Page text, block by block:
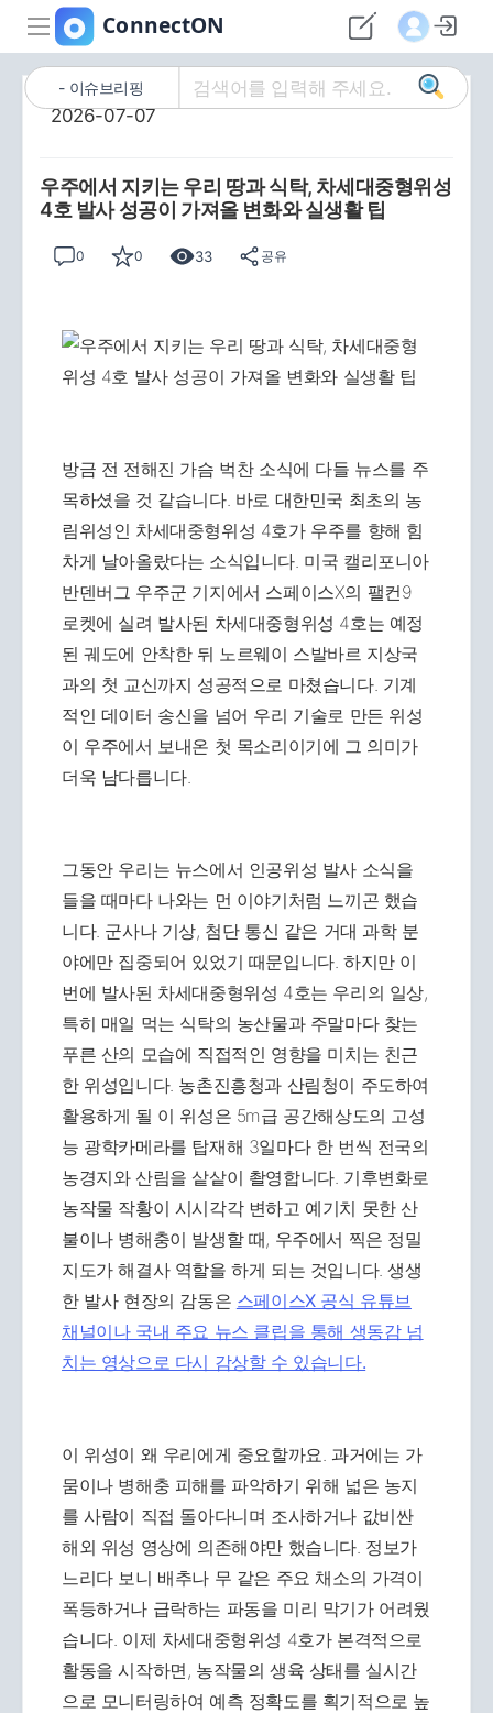
이슈브리핑
2026-07-07
우주에서 지키는 우리 땅과 식탁, 차세대중형위성
4호 발사 성공이 가져올 변화와 실생활 팁
0 0 33 공유
방금 전 전해진 가슴 벅찬 소식에 다들 뉴스를 주
목하셨을 것 같습니다. 바로 대한민국 최초의 농
림위성인 차세대중형위성 4호가 우주를 향해 힘
차게 날아올랐다는 소식입니다. 미국 캘리포니아
반덴버그 우주군 기지에서 스페이스X의 팰컨9
로켓에 실려 발사된 차세대중형위성 4호는 예정
된 궤도에 안착한 뒤 노르웨이 스발바르 지상국
과의 첫 교신까지 성공적으로 마쳤습니다. 기계
적인 데이터 송신을 넘어 우리 기술로 만든 위성
이 우주에서 보내온 첫 목소리이기에 그 의미가
더욱 남다릅니다.
그동안 우리는 뉴스에서 인공위성 발사 소식을
들을 때마다 나와는 먼 이야기처럼 느끼곤 했습
니다. 군사나 기상, 첨단 통신 같은 거대 과학 분
야에만 집중되어 있었기 때문입니다. 하지만 이
번에 발사된 차세대중형위성 4호는 우리의 일상,
특히 매일 먹는 식탁의 농산물과 주말마다 찾는
푸른 산의 모습에 직접적인 영향을 미치는 친근
한 위성입니다. 농촌진흥청과 산림청이 주도하여
활용하게 될 이 위성은 5m급 공간해상도의 고성
능 광학카메라를 탑재해 3일마다 한 번씩 전국의
농경지와 산림을 샅샅이 촬영합니다. 기후변화로
농작물 작황이 시시각각 변하고 예기치 못한 산
불이나 병해충이 발생할 때, 우주에서 찍은 정밀
지도가 해결사 역할을 하게 되는 것입니다. 생생
한 발사 현장의 감동은 스페이스X 공식 유튜브
채널이나 국내 주요 뉴스 클립을 통해 생동감 넘
치는 영상으로 다시 감상할 수 있습니다.
이 위성이 왜 우리에게 중요할까요. 과거에는 가
뭄이나 병해충 피해를 파악하기 위해 넓은 농지
를 사람이 직접 돌아다니며 조사하거나 값비싼
해외 위성 영상에 의존해야만 했습니다. 정보가
느리다 보니 배추나 무 같은 주요 채소의 가격이
폭등하거나 급락하는 파동을 미리 막기가 어려웠
습니다. 이제 차세대중형위성 4호가 본격적으로
활동을 시작하면, 농작물의 생육 상태를 실시간
으로 모니터링하여 예측 정확도를 획기적으로 높